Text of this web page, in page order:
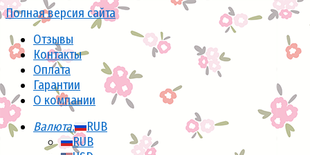
Полная версия сайта
Отзывы
Контакты
Оплата
Гарантии
О компании
Валюта:
RUB
RUB